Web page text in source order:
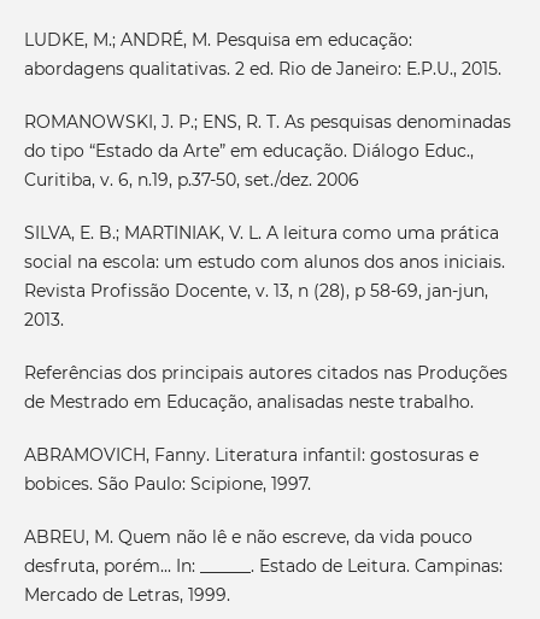
LUDKE, M.; ANDRÉ, M. Pesquisa em educação:
abordagens qualitativas. 2 ed. Rio de Janeiro: E.P.U., 2015.
ROMANOWSKI, J. P.; ENS, R. T. As pesquisas denominadas
do tipo “Estado da Arte” em educação. Diálogo Educ.,
Curitiba, v. 6, n.19, p.37-50, set./dez. 2006
SILVA, E. B.; MARTINIAK, V. L. A leitura como uma prática
social na escola: um estudo com alunos dos anos iniciais.
Revista Profissão Docente, v. 13, n (28), p 58-69, jan-jun,
2013.
Referências dos principais autores citados nas Produções
de Mestrado em Educação, analisadas neste trabalho.
ABRAMOVICH, Fanny. Literatura infantil: gostosuras e
bobices. São Paulo: Scipione, 1997.
ABREU, M. Quem não lê e não escreve, da vida pouco
desfruta, porém... In: ______. Estado de Leitura. Campinas:
Mercado de Letras, 1999.